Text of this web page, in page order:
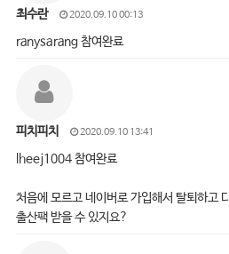
최수란 2020.09.10 00:13
ranysarang 참여완료
피치피치 2020.09.10 13:41
lheej1004 참여완료
처음에 모르고 네이버로 가입해서 탈퇴하고
출산팩 받을 수 있지요?